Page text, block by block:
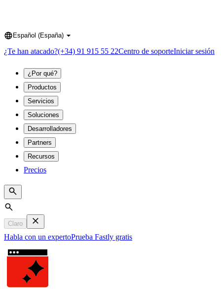
Language
Español (España)
¿Te han atacado?(+34) 91 915 55 22Centro de soporteIniciar sesión
¿Por qué?
Productos
Servicios
Soluciones
Desarrolladores
Partners
Recursos
Precios
Search
Claro
Habla con un expertoPrueba Fastly gratis